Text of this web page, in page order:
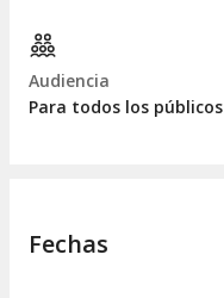
Audiencia
Para todos los públicos
Fechas